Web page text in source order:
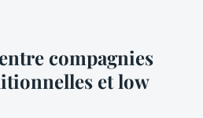
compagnies
et low